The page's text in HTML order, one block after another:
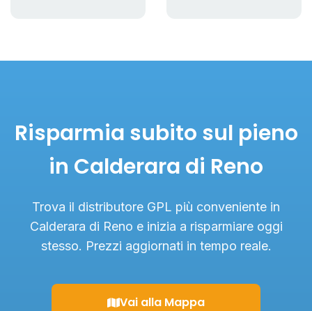
Risparmia subito sul pieno
in Calderara di Reno
Trova il distributore GPL più conveniente in
Calderara di Reno e inizia a risparmiare oggi
stesso. Prezzi aggiornati in tempo reale.
Vai alla Mappa